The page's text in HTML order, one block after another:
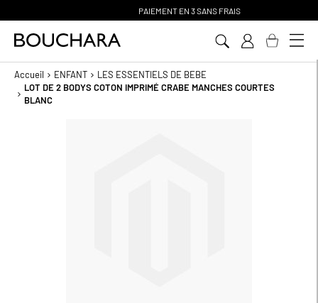
PAIEMENT EN 3 SANS FRAIS
Accueil ENFANT
LES ESSENTIELS DE BEBE
LOT DE 2 BODYS COTON IMPRIMÉ CRABE MANCHES COURTES
BLANC